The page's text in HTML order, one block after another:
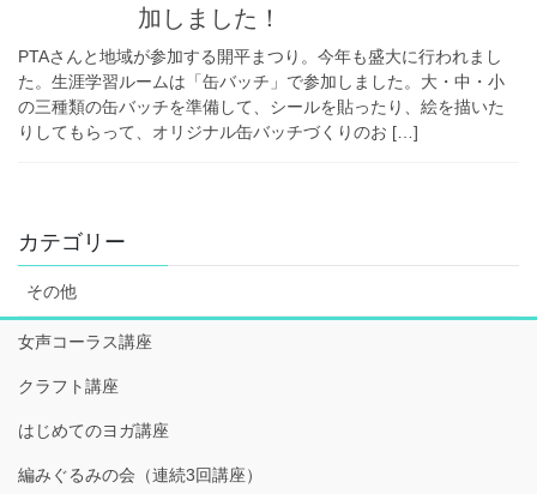
加しました！
PTAさんと地域が参加する開平まつり。今年も盛大に行われまし
た。生涯学習ルームは「缶バッチ」で参加しました。大・中・小
の三種類の缶バッチを準備して、シールを貼ったり、絵を描いた
りしてもらって、オリジナル缶バッチづくりのお […]
カテゴリー
その他
女声コーラス講座
クラフト講座
はじめてのヨガ講座
編みぐるみの会（連続3回講座）